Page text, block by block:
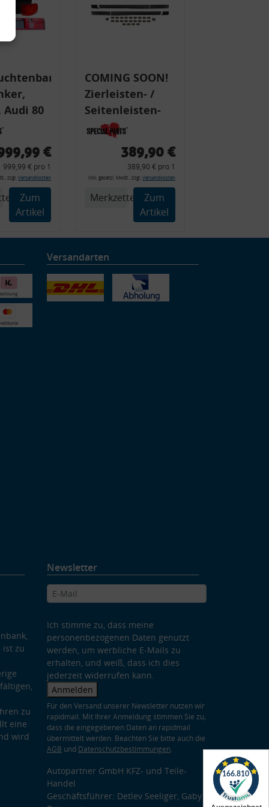
Audi 80
89,
+
€
999,99 € pro 1
zzgl. Versandkosten
Zum
Artikel
COMING SOON!
Zierleisten- /
Seitenleisten-
Set, Audi 80
Cabrio, Coupe,
Zierleiste, 2x
Kappe, Clipse,
Montagewerkzeug)
389,90 €
389,90 € pro 1
inkl. gesetzl. MwSt., zzgl. Versandkosten
Merkzettel
Zum
Artikel
Versandarten
ist zu
zu
eine
wird
Newsletter
Ich stimme zu, dass meine
personenbezogenen Daten genutzt
werden, um werbliche E-Mails zu
erhalten, und weiß, dass ich dies
jederzeit widerrufen kann.
Anmelden
Für den Versand unserer Newsletter nutzen wir
rapidmail. Mit Ihrer Anmeldung stimmen Sie zu,
dass die eingegebenen Daten an rapidmail
übermittelt werden. Beachten Sie bitte auch die
AGB und Datenschutzbestimmungen.
Autopartner GmbH KFZ- und Teile-
Handel
Geschäftsführer: Detlev Seeliger, Gaby